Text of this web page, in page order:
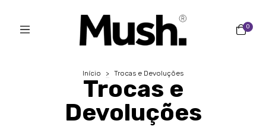
0
Início > Trocas e Devoluções
Trocas e
Devoluções